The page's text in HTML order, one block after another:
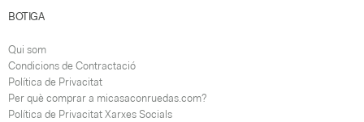
BOTIGA
Qui som
Condicions de Contractació
Política de Privacitat
Per què comprar a micasaconruedas.com?
Política de Privacitat Xarxes Socials